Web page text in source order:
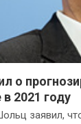
о
2021 году
заявил,